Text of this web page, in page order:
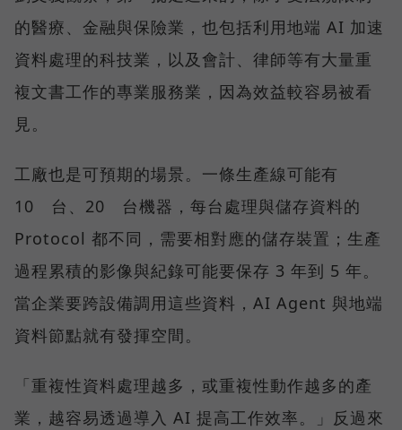
的醫療、金融與保險業，也包括利用地端 AI 加速
資料處理的科技業，以及會計、律師等有大量重
複文書工作的專業服務業，因為效益較容易被看
見。
工廠也是可預期的場景。一條生產線可能有
10 台、20 台機器，每台處理與儲存資料的
Protocol 都不同，需要相對應的儲存裝置；生產
過程累積的影像與紀錄可能要保存 3 年到 5 年。
當企業要跨設備調用這些資料，AI Agent 與地端
資料節點就有發揮空間。
「重複性資料處理越多，或重複性動作越多的產
業，越容易透過導入 AI 提高工作效率。」反過來